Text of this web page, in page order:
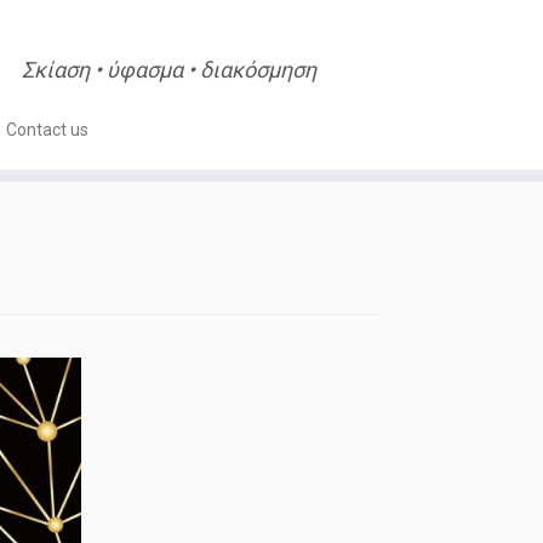
Σκίαση • ύφασμα • διακόσμηση
Contact us